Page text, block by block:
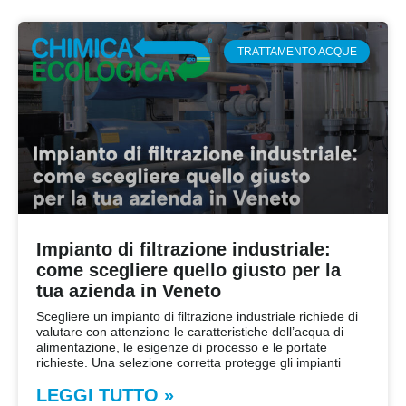
TRATTAMENTO ACQUE
Impianto di filtrazione industriale:
come scegliere quello giusto per la
tua azienda in Veneto
Scegliere un impianto di filtrazione industriale richiede di
valutare con attenzione le caratteristiche dell’acqua di
alimentazione, le esigenze di processo e le portate
richieste. Una selezione corretta protegge gli impianti
LEGGI TUTTO »